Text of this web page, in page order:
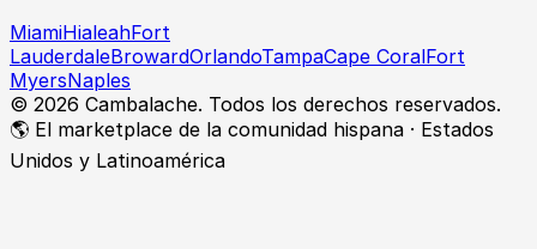
MiamiHialeahFort
LauderdaleBrowardOrlandoTampaCape CoralFort
MyersNaples
© 2026 Cambalache. Todos los derechos reservados.
🌎 El marketplace de la comunidad hispana · Estados
Unidos y Latinoamérica